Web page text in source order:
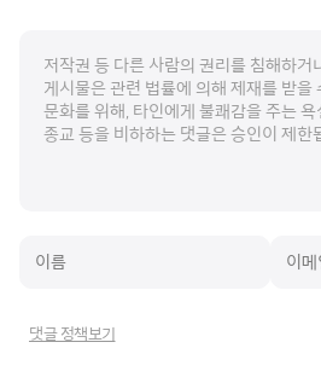
댓글 정책보기